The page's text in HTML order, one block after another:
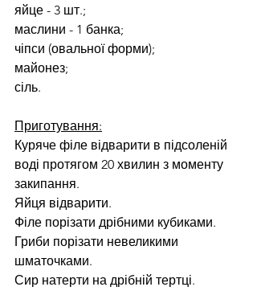
яйце - 3 шт.;
маслини - 1 банка;
чіпси (овальної форми);
майонез;
сіль.
Приготування:
Куряче філе відварити в підсоленій
воді протягом 20 хвилин з моменту
закипання.
Яйця відварити.
Філе порізати дрібними кубиками.
Гриби порізати невеликими
шматочками.
Сир натерти на дрібній тертці.